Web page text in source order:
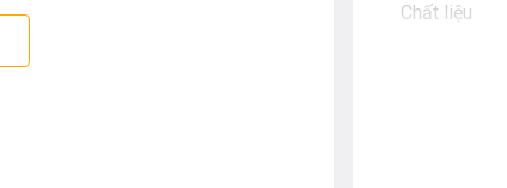
Chất liệu